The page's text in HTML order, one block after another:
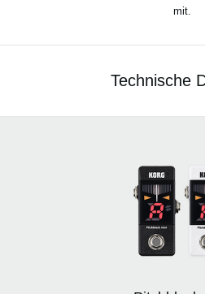
mit.
Technische